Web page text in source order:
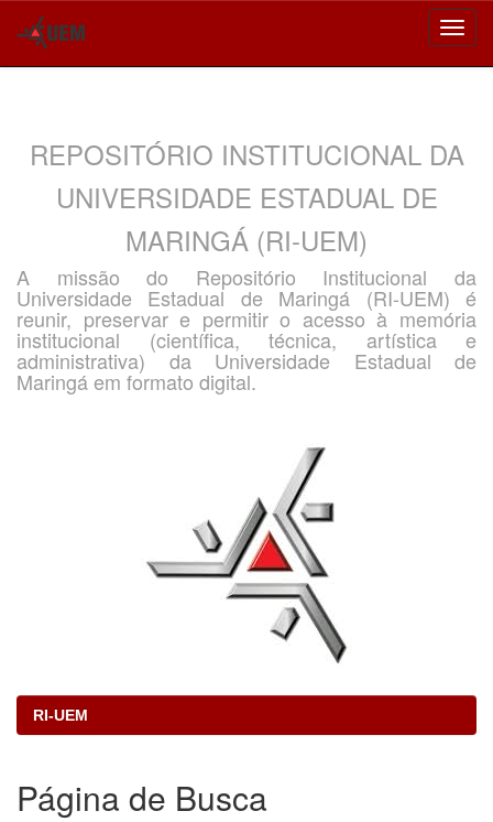
REPOSITÓRIO INSTITUCIONAL DA
UNIVERSIDADE ESTADUAL DE
MARINGÁ (RI-UEM)
A missão do Repositório Institucional da
Universidade Estadual de Maringá (RI-UEM) é
reunir, preservar e permitir o acesso à memória
institucional (científica, técnica, artística e
administrativa) da Universidade Estadual de
Maringá em formato digital.
RI-UEM
Página de Busca